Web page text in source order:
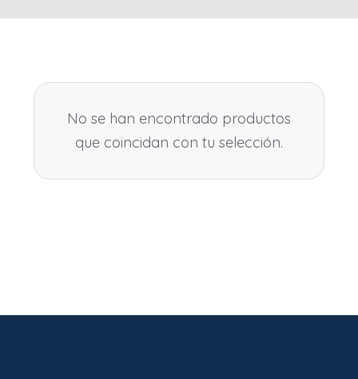
No se han encontrado productos
que coincidan con tu selección.